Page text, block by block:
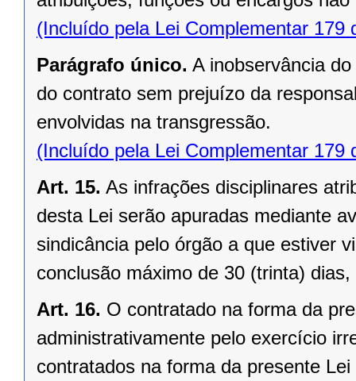
(Incluído pela Lei Complementar 179
Parágrafo único. A inobservância
do contrato sem prejuízo da
envolvidas na transgressão.
(Incluído pela Lei Complementar 179
Art. 15. As infrações disciplinares
desta Lei serão apuradas mediante
sindicância pelo órgão a que estiver
conclusão máximo de 30 (trinta)
Art. 16. O contratado na forma da
administrativamente pelo exercício
contratados na forma da presente